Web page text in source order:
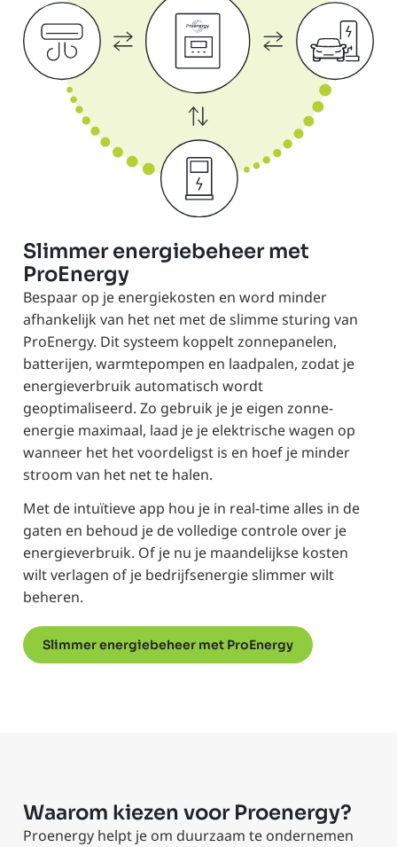
Slimmer energiebeheer met
ProEnergy
Bespaar op je energiekosten en word minder
afhankelijk van het net met de slimme sturing van
ProEnergy. Dit systeem koppelt zonnepanelen,
batterijen, warmtepompen en laadpalen, zodat je
energieverbruik automatisch wordt
geoptimaliseerd. Zo gebruik je je eigen zonne-
energie maximaal, laad je je elektrische wagen op
wanneer het het voordeligst is en hoef je minder
stroom van het net te halen.
Met de intuïtieve app hou je in real-time alles in de
gaten en behoud je de volledige controle over je
energieverbruik. Of je nu je maandelijkse kosten
wilt verlagen of je bedrijfsenergie slimmer wilt
beheren.
Slimmer energiebeheer met ProEnergy
Waarom kiezen voor Proenergy?
Proenergy helpt je om duurzaam te ondernemen